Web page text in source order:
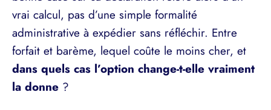
vrai calcul, pas d’une simple formalité
administrative à expédier sans réfléchir. Entre
forfait et barème, lequel coûte le moins cher, et
dans quels cas l’option change-t-elle vraiment
la donne ?